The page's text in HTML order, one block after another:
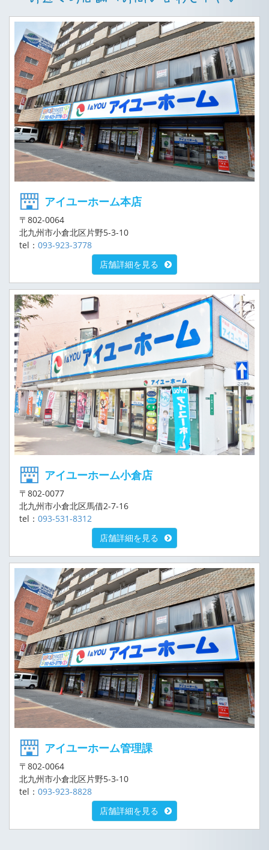
アイユーホーム本店
〒802-0064
北九州市小倉北区片野5-3-10
tel： 093-923-3778
店舗詳細を見る
アイユーホーム小倉店
〒802-0077
北九州市小倉北区馬借2-7-16
tel： 093-531-8312
店舗詳細を見る
アイユーホーム管理課
〒802-0064
北九州市小倉北区片野5-3-10
tel： 093-923-8828
店舗詳細を見る